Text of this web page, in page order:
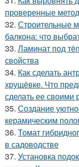
проверенные
32. Строительные
балкона: что
33. Ламинат под
свойства
34. Как сделать
хрущёвке. Что
сделать ее своими
35. Создание
керамическим
36. Томат
в садоводстве
37. Установка